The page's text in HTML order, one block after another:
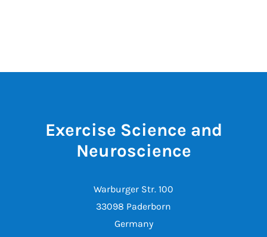
Exercise Science and
Neuroscience
Warburger Str. 100
33098 Paderborn
Germany